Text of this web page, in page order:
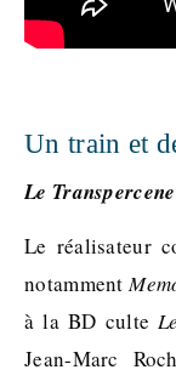
Un train et
Le
Le réalisateur
notamment
à la BD culte
Jean-Marc